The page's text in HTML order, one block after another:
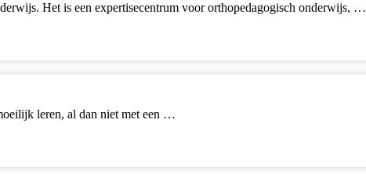
Het is een expertisecentrum voor orthopedagogisch onderwijs, …
leren, al dan niet met een …